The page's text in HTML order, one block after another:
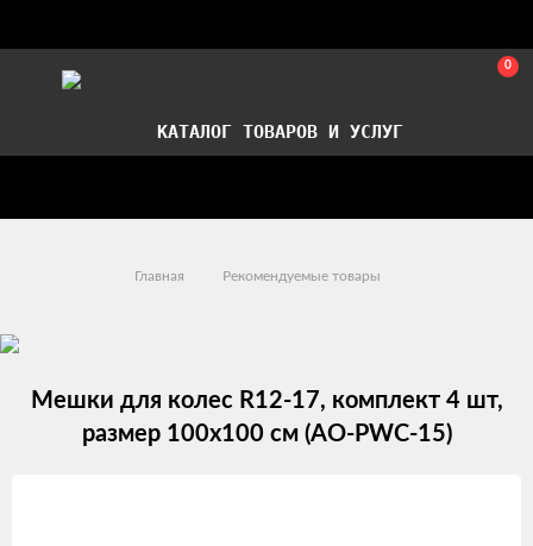
0
КАТАЛОГ ТОВАРОВ И УСЛУГ
Главная Рекомендуемые товары
Мешки для колес R12-17, комплект 4 шт,
размер 100х100 см (AO-PWC-15)